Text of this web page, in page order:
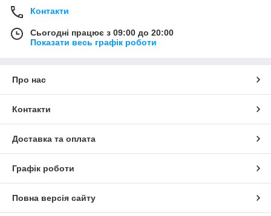
Контакти
Сьогодні працює з 09:00 до 20:00
Показати весь графік роботи
Про нас
Контакти
Доставка та оплата
Графік роботи
Повна версія сайту